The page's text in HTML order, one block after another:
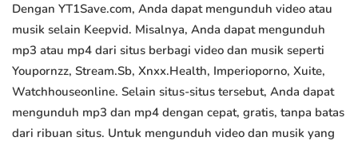
Dengan YT1Save.com, Anda dapat mengunduh video atau
musik selain Keepvid. Misalnya, Anda dapat mengunduh
mp3 atau mp4 dari situs berbagi video dan musik seperti
Youpornzz, Stream.Sb, Xnxx.Health, Imperioporno, Xuite,
Watchhouseonline. Selain situs-situs tersebut, Anda dapat
mengunduh mp3 dan mp4 dengan cepat, gratis, tanpa batas
dari ribuan situs. Untuk mengunduh video dan musik yang